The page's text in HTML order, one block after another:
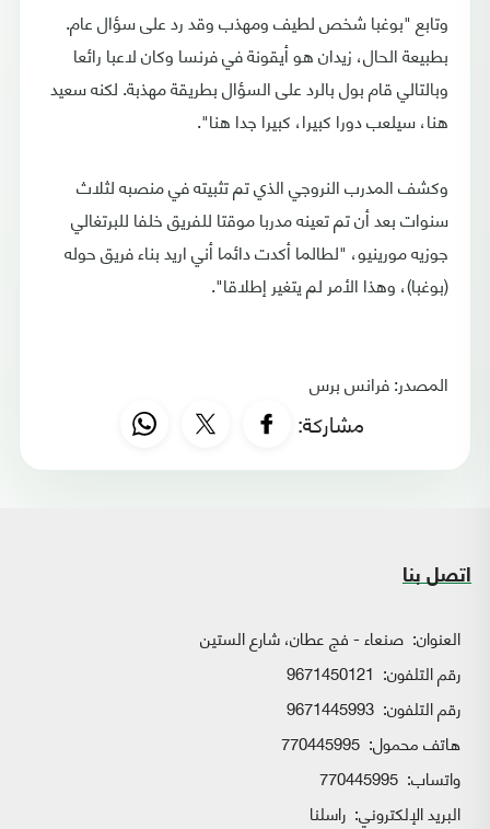
وتابع "بوغبا شخص لطيف ومهذب وقد رد على سؤال عام.
بطبيعة الحال، زيدان هو أيقونة في فرنسا وكان لاعبا رائعا
وبالتالي قام بول بالرد على السؤال بطريقة مهذبة. لكنه سعيد
هنا، سيلعب دورا كبيرا، كبيرا جدا هنا".
وكشف المدرب النروجي الذي تم تثبيته في منصبه لثلاث
سنوات بعد أن تم تعينه مدربا موقتا للفريق خلفا للبرتغالي
جوزيه مورينيو، "لطالما أكدت دائما أني اريد بناء فريق حوله
(بوغبا)، وهذا الأمر لم يتغير إطلاقا".
المصدر: فرانس برس
مشاركة:
اتصل بنا
العنوان: صنعاء - فج عطان، شارع الستين
رقم التلفون: 9671450121
رقم التلفون: 9671445993
هاتف محمول: 770445995
واتساب:
البريد الإلكتروني: راسلنا